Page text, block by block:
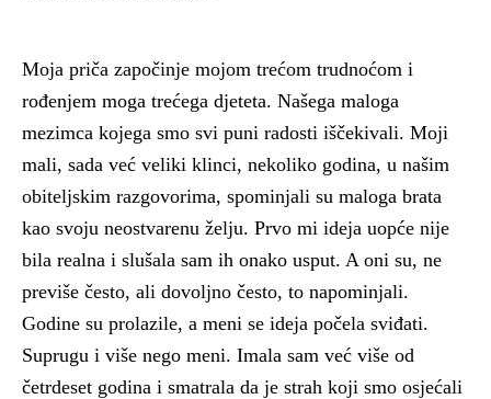
Moja priča započinje mojom trećom trudnoćom i
rođenjem moga trećega djeteta. Našega maloga
mezimca kojega smo svi puni radosti iščekivali. Moji
mali, sada već veliki klinci, nekoliko godina, u našim
obiteljskim razgovorima, spominjali su maloga brata
kao svoju neostvarenu želju. Prvo mi ideja uopće nije
bila realna i slušala sam ih onako usput. A oni su, ne
previše često, ali dovoljno često, to napominjali.
Godine su prolazile, a meni se ideja počela sviđati.
Suprugu i više nego meni. Imala sam već više od
četrdeset godina i smatrala da je strah koji smo osjećali